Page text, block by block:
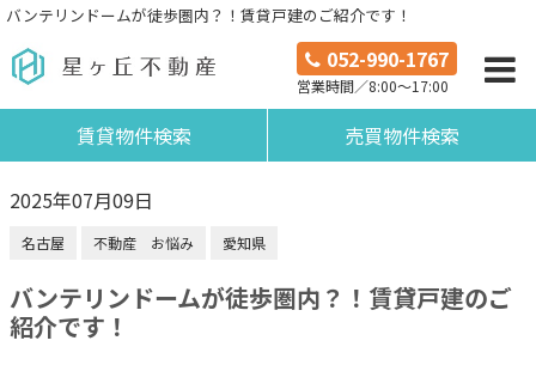
バンテリンドームが徒歩圏内？！賃貸戸建のご紹介です！
052-990-1767
営業時間／8:00～17:00
賃貸物件検索 売買物件検索
2025年07月09日
名古屋 不動産 お悩み 愛知県
バンテリンドームが徒歩圏内？！賃貸戸建のご
紹介です！